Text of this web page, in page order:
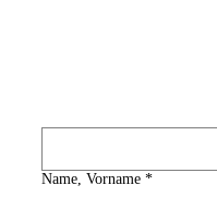
Name, Vorname *